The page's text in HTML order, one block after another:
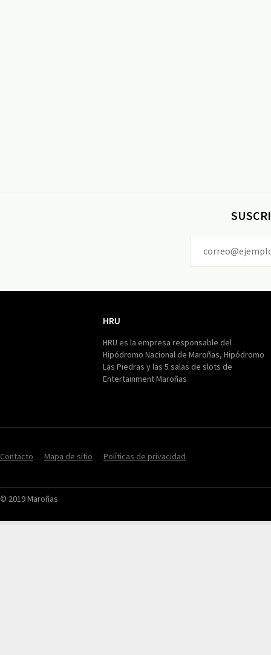
HRU
HRU es la empresa responsable del
Hipódromo Nacional de Maroñas, Hipódromo
Las Piedras y las 5 salas de slots de
Entertainment Maroñas
Contacto Mapa de sitio Políticas de privacidad
© 2019 Maroñas